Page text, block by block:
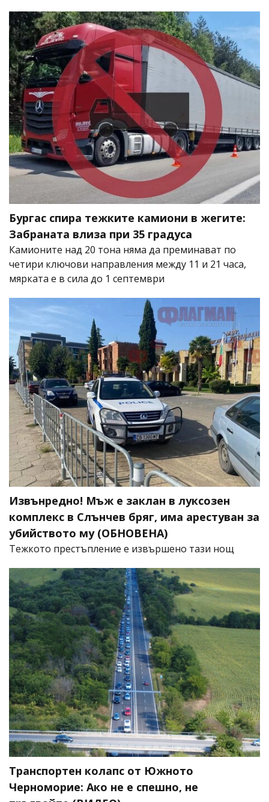
Бургас спира тежките камиони в жегите:
Забраната влиза при 35 градуса
Камионите над 20 тона няма да преминават по
четири ключови направления между 11 и 21 часа,
мярката е в сила до 1 септември
Извънредно! Мъж е заклан в луксозен
комплекс в Слънчев бряг, има арестуван за
убийството му (ОБНОВЕНА)
​Тежкото престъпление е извършено тази нощ
Транспортен колапс от Южното
Черноморие: Ако не е спешно, не